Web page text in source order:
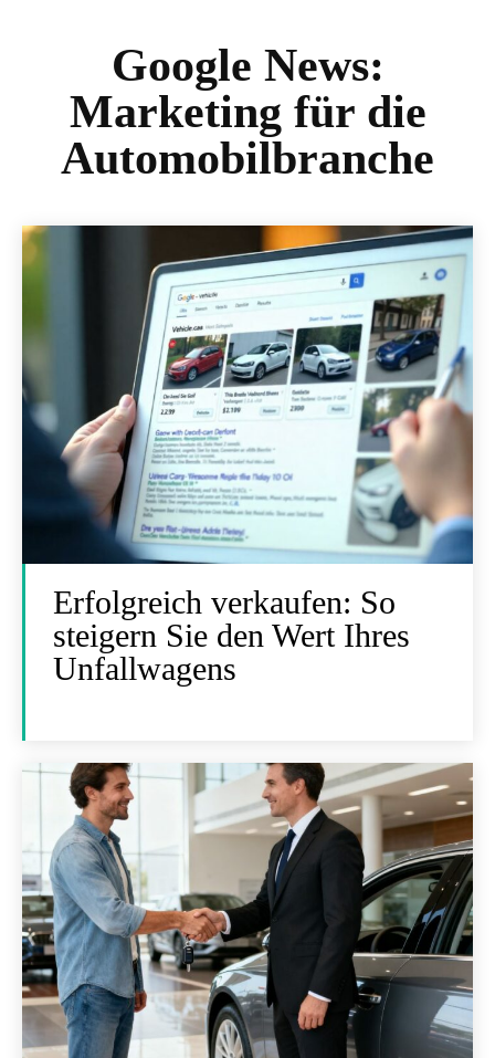
Google News:
Marketing für die
Automobilbranche
Erfolgreich verkaufen: So
steigern Sie den Wert Ihres
Unfallwagens